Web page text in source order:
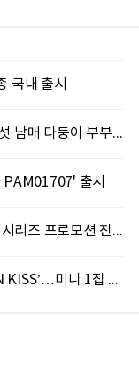
국내 출시
차태현X엄지원, ‘복직경찰’ 출연 확정…다섯 남매 다둥이 부부로 호흡
출시
다향, 45주년 기념 베스트셀러 ‘다향 오리’ 시리즈 프로모션 진행
[문화 이슈] 튜이드, 데뷔 타이틀곡은 ‘SUN KISS’…미니 1집 프로모션 스케줄러 공개